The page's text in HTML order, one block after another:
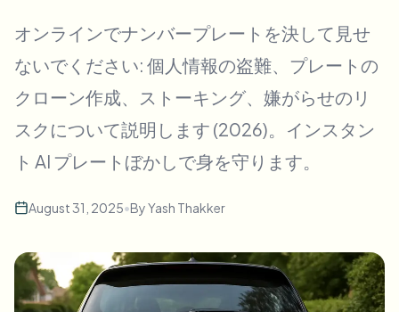
ビデオインテリジェンス
複数の動画をまとめて処理
企業ゾーン、ポリシー、レビュー
API & SDK
アップロード、ジョブ、ウェブフックを自動化
お問い合わせフォーム
オンラインでナンバープレートを決して見せ
ないでください: 個人情報の盗難、プレートの
クローン作成、ストーキング、嫌がらせのリ
スクについて説明します (2026)。インスタン
ト AI プレートぼかしで身を守ります。
August 31, 2025•ByYash Thakker